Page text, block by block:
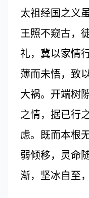
太祖经国之义
王照不窥古，
礼，冀以家情
薄而未悟，致
大祸。开端树
之情，据已行
虑。既而本根
弱倾移，灵命
渐，坚冰自至